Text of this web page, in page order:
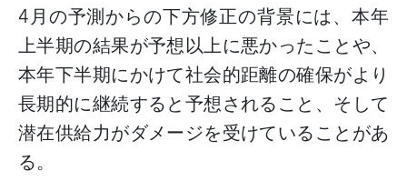
4月の予測からの下方修正の背景には、本年
上半期の結果が予想以上に悪かったことや、
本年下半期にかけて社会的距離の確保がより
長期的に継続すると予想されること、そして
潜在供給力がダメージを受けていることがあ
る。